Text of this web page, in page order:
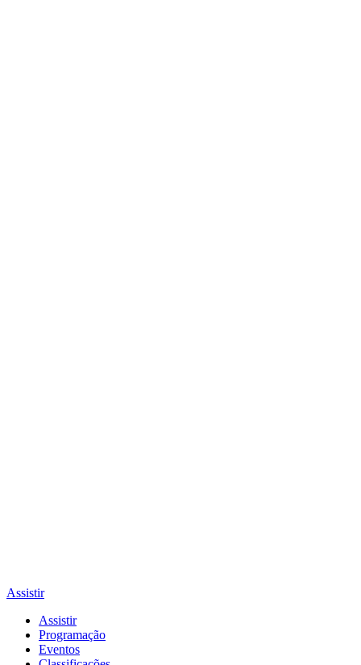
Assistir
Assistir
Programação
Eventos